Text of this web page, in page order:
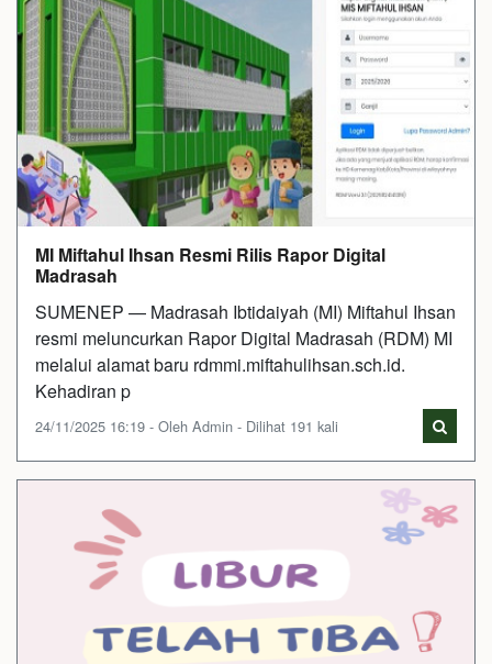
MI Miftahul Ihsan Resmi Rilis Rapor Digital
Madrasah
SUMENEP — Madrasah Ibtidaiyah (MI) Miftahul Ihsan
resmi meluncurkan Rapor Digital Madrasah (RDM) MI
melalui alamat baru rdmmi.miftahulihsan.sch.id.
Kehadiran p
24/11/2025 16:19 - Oleh Admin - Dilihat 191 kali